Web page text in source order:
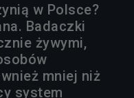
w Polsce?
Badaczki
żywymi,
mniej niż
system